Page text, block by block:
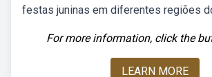
festas juninas em diferentes regiões
For more information, click the
LEARN MORE